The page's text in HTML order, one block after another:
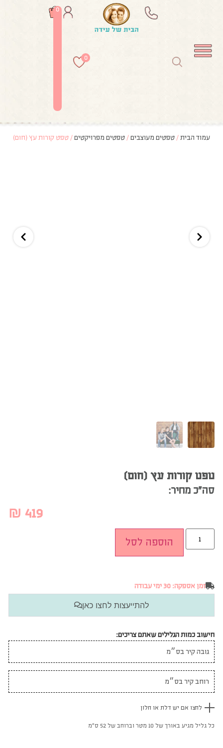
0
0
עמוד הבית/ טפטים מעוצבים/ טפטים מפרויקטים/ טפט קורות עץ (חום)
טפט קורות עץ (חום)
סה”כ מחיר:
₪ 419
הוספה לסל
זמן אספקה: 30 ימי עבודה
להתייעצות לחצו כאן
חישוב כמות הגלילים שאתם צריכים:
לחצו אם יש דלת או חלון
כל גליל מגיע באורך של 10 מטר וברוחב של 52 ס"מ